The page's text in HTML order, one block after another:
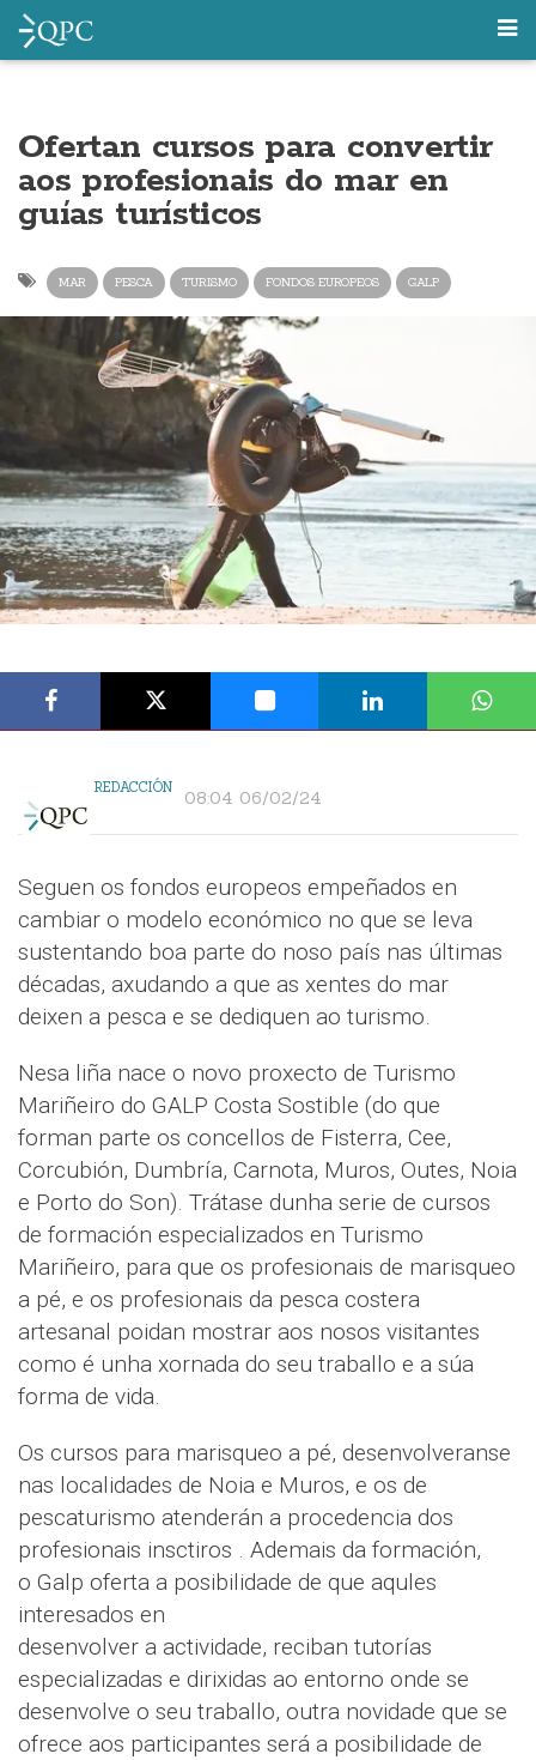
Ofertan cursos para convertir
aos profesionais do mar en
guías turísticos
MAR PESCA TURISMO FONDOS EUROPEOS GALP
REDACCIÓN 08:04 06/02/24
Seguen os fondos europeos empeñados en
cambiar o modelo económico no que se leva
sustentando boa parte do noso país nas últimas
décadas, axudando a que as xentes do mar
deixen a pesca e se dediquen ao turismo.
Nesa liña nace o novo proxecto de Turismo
Mariñeiro do GALP Costa Sostible (do que
forman parte os concellos de Fisterra, Cee,
Corcubión, Dumbría, Carnota, Muros, Outes, Noia
e Porto do Son). Trátase dunha serie de cursos
de formación especializados en Turismo
Mariñeiro, para que os profesionais de marisqueo
a pé, e os profesionais da pesca costera
artesanal poidan mostrar aos nosos visitantes
como é unha xornada do seu traballo e a súa
forma de vida.
Os cursos para marisqueo a pé, desenvolveranse
nas localidades de Noia e Muros, e os de
pescaturismo atenderán a procedencia dos
profesionais insctiros . Ademais da formación,
o Galp oferta a posibilidade de que aqules
interesados en
desenvolver a actividade, reciban tutorías
especializadas e dirixidas ao entorno onde se
desenvolve o seu traballo, outra novidade que se
ofrece aos participantes será a posibilidade de